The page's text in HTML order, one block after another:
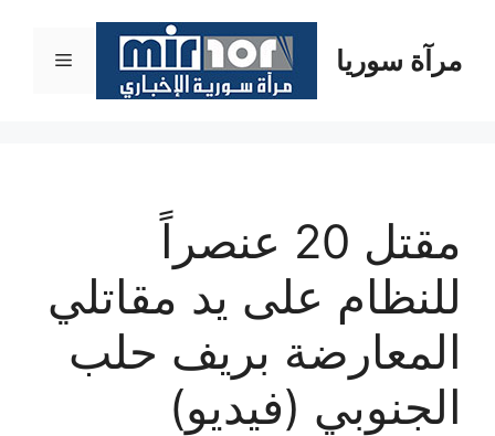
المحتوىمرآة سوريا القائمة
مقتل 20 عنصراً
للنظام على يد مقاتلي
المعارضة بريف حلب
الجنوبي (فيديو)